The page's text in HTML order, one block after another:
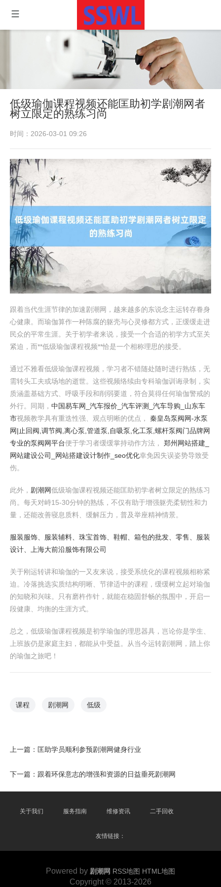
低级瑜伽课程视频还能匡助初学剧潮网者
树立限定的熟练习尚
时间：2026-03-01 09:26
跟着当代生涯节律的加速剧潮网，越来越多的东说念主运转存眷身
心健康。而瑜伽算作一种陈腐的躯壳与心灵修都方式，正缓缓走进
民众的平常生涯。关于初学者来说，接受一个合适的初学方式至关
紧迫，而**低级瑜伽课程视频**恰是一个相称理思的接受。
通过不雅看低级瑜伽课程视频，学习者不错随处随时进行熟练，无
需转头工夫或场地的逝世。这些视频络续由专科瑜伽训诲录制，实
质涵盖基础方式、呼吸手段和削弱要道，符合莫得任何瑜伽警戒的
外行。同期， 中国易车网_汽车报价_汽车评测_汽车导购_山东车
市视频教学具有重迭性强、观点明晰的优点， 秦皇岛泵阀网-水泵
网|止回阀,调节阀,离心泵,管道泵,自吸泵,化工泵,螺杆泵阀门品牌网
专业的泵阀网平台便于学习者缓缓掌持动作方法， 郑州网站搭建_
网站建设公司_网站搭建设计制作_seo优化幸免因失误姿势导致受
伤。
此外， 剧潮网低级瑜伽课程视频还能匡助初学者树立限定的熟练习
尚。每天对峙15-30分钟的熟练，不仅有助于增强躯壳柔韧性和力
量，还能改善寝息质料、缓解压力，普及举座精神情景。
服装服饰、服装辅料、珠宝首饰、鞋帽、箱包的批发、零售、服装
设计、上海大前沿服饰有限公司
关于刚运转讲和瑜伽的一又友来说，接受系统化的课程视频相称紧
迫。冷落挑选实质结构明晰、节律适中的课程，缓缓树立起对瑜伽
的知晓和兴味。只有磨杵作针，就能在稳固舒畅的氛围中，开启一
段健康、均衡的生涯方式。
总之，低级瑜伽课程视频是初学瑜伽的理思器具，岂论你是学生、
上班族仍是家庭主妇，都能从中受益。从当今运转剧潮网，踏上你
的瑜伽之旅吧！
课程 剧潮网 低级
上一篇： 匡助学员顺利参预剧潮网健身行业
下一篇： 跟着环保意志的增强和资源的日益垂死剧潮网
关于我们 服务指南 维修资讯 二手回收
友情链接：
Powered by 剧潮网 RSS地图 HTML地图
Copyright © 2013-2026